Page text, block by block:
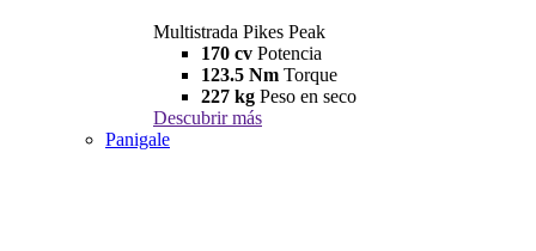
Multistrada Pikes Peak
170 cv Potencia
123.5 Nm Torque
227 kg Peso en seco
Descubrir más
Panigale